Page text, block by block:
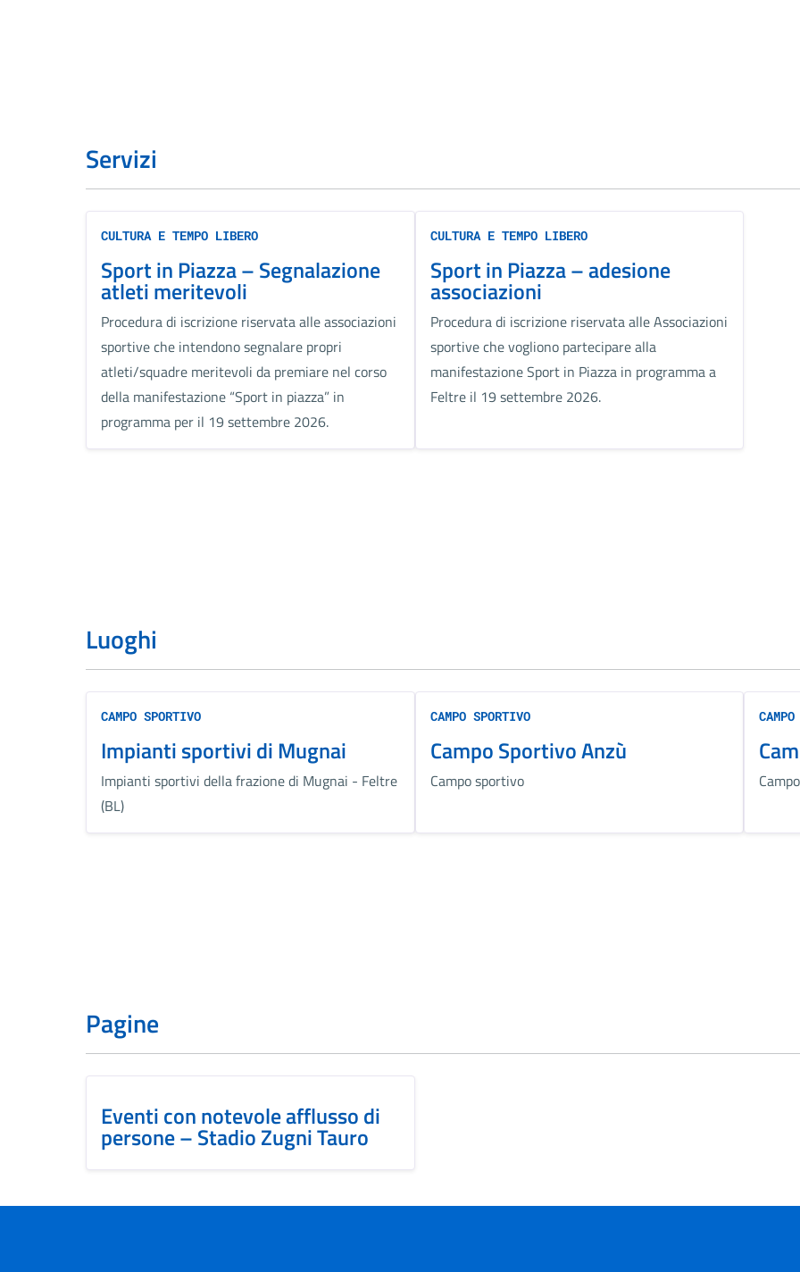
Servizi
CULTURA E TEMPO LIBERO
Sport in Piazza – Segnalazione
atleti meritevoli
Procedura di iscrizione riservata alle associazioni
sportive che intendono segnalare propri
atleti/squadre meritevoli da premiare nel corso
della manifestazione “Sport in piazza” in
programma per il 19 settembre 2026.
CULTURA E TEMPO LIBERO
Sport in Piazza – adesione
associazioni
Procedura di iscrizione riservata alle Associazioni
sportive che vogliono partecipare alla
manifestazione Sport in Piazza in programma a
Feltre il 19 settembre 2026.
Luoghi
CAMPO SPORTIVO
Impianti sportivi di Mugnai
Impianti sportivi della frazione di Mugnai - Feltre
(BL)
CAMPO SPORTIVO
Campo Sportivo Anzù
Campo sportivo
Pagine
Eventi con notevole afflusso di
persone – Stadio Zugni Tauro